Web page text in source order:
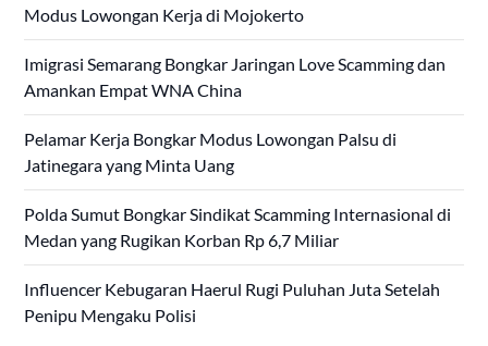
Modus Lowongan Kerja di Mojokerto
Imigrasi Semarang Bongkar Jaringan Love Scamming dan
Amankan Empat WNA China
Pelamar Kerja Bongkar Modus Lowongan Palsu di
Jatinegara yang Minta Uang
Polda Sumut Bongkar Sindikat Scamming Internasional di
Medan yang Rugikan Korban Rp 6,7 Miliar
Influencer Kebugaran Haerul Rugi Puluhan Juta Setelah
Penipu Mengaku Polisi